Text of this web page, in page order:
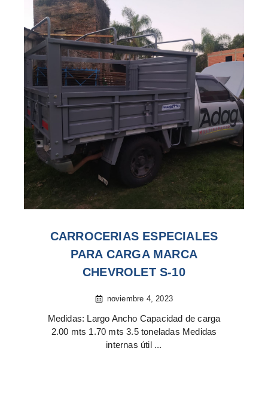
CARROCERIAS ESPECIALES
PARA CARGA MARCA
CHEVROLET S-10
noviembre 4, 2023
Medidas: Largo Ancho Capacidad de carga
2.00 mts 1.70 mts 3.5 toneladas Medidas
internas útil ...